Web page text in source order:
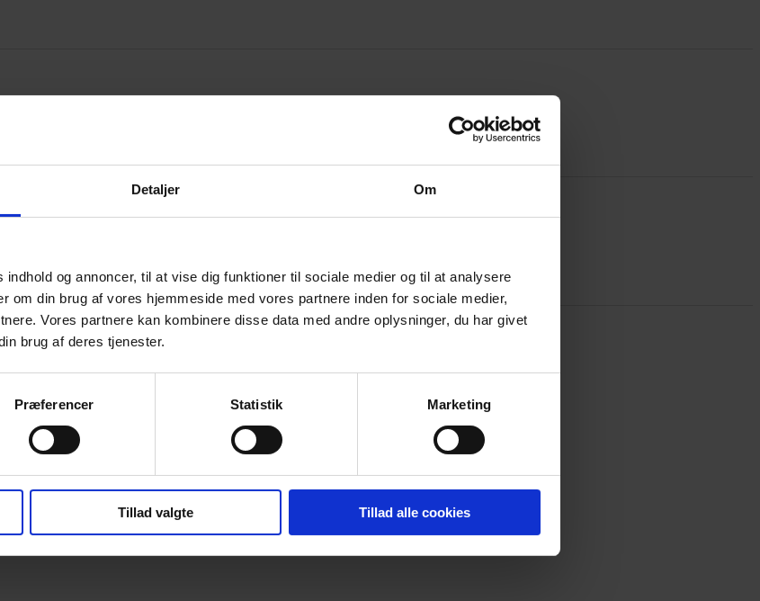
Detaljer Om
og annoncer, til at vise dig funktioner til sociale medier og til at analysere
om din brug af vores hjemmeside med vores partnere inden for sociale medier,
Vores partnere kan kombinere disse data med andre oplysninger, du har givet
brug af deres tjenester.
Præferencer Statistik Marketing
Tillad valgte Tillad alle cookies
Annonce